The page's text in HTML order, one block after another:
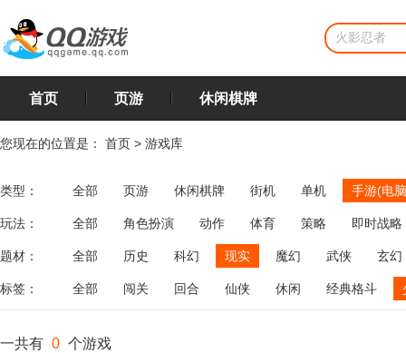
首页 页游 休闲棋牌
您现在的位置是： 首页 > 游戏库
类型： 全部 页游 休闲棋牌 街机 单机 手游(电
玩法： 全部 角色扮演 动作 体育 策略
即时战略
飞行
恋爱 第三人称射击 棋类 牌类 麻将
题材： 全部 历史 科幻 现实 魔幻 武侠 玄幻
标签： 全部 闯关 回合 仙侠 休闲 经典格斗
一共有 0 个游戏